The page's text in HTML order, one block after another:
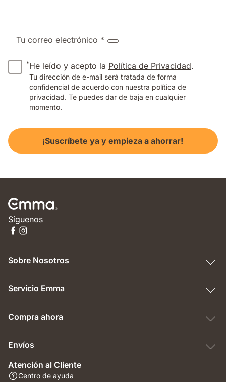
Tu correo electrónico *
*He leído y acepto la Política de Privacidad.
Tu dirección de e-mail será tratada de forma
confidencial de acuerdo con nuestra política de
privacidad. Te puedes dar de baja en cualquier
momento.
¡Suscríbete ya y empieza a ahorrar!
Síguenos
Sobre Nosotros
Servicio Emma
Compra ahora
Envíos
Atención al Cliente
Centro de ayuda